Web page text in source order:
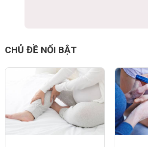
CHỦ ĐỀ NỔI BẬT